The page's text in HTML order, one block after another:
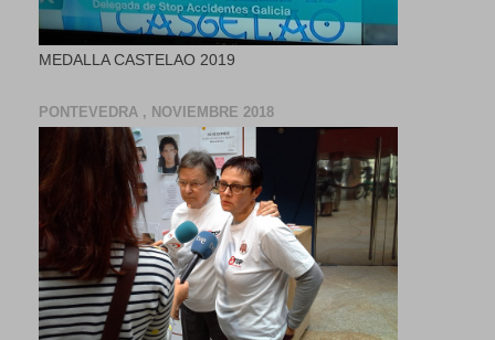
MEDALLA CASTELAO 2019
PONTEVEDRA , NOVIEMBRE 2018